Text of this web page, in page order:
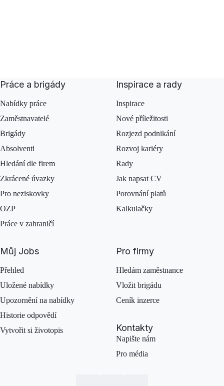
Práce a brigády
Nabídky práce
Zaměstnavatelé
Brigády
Absolventi
Hledání dle firem
Zkrácené úvazky
Pro neziskovky
OZP
Práce v zahraničí
Inspirace a rady
Inspirace
Nové příležitosti
Rozjezd podnikání
Rozvoj kariéry
Rady
Jak napsat CV
Porovnání platů
Kalkulačky
Můj Jobs
Přehled
Uložené nabídky
Upozornění na nabídky
Historie odpovědí
Vytvořit si životopis
Pro firmy
Hledám zaměstnance
Vložit brigádu
Ceník inzerce
Kontakty
Napište nám
Pro média